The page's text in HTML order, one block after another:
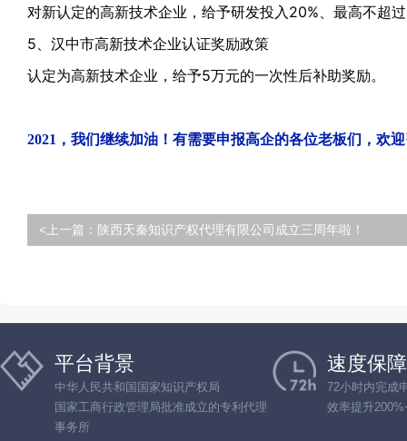
对新认定的高新技术企业，给予研发投入20%、最高不超
5、汉中市高新技术企业认证奖励政策
认定为高新技术企业 ，给予5万元的一次性后补助奖励。
2021，我们继续加油！有需要申报高企的各位老板们，欢
<上一篇： 陕西天秦知识产权代理有限公司成立三周年啦！
平台背景
中华人民共和国国家知识产权局
国家工商行政管理局批准成立的专利代理
事务所
速度保障
72小时内完成
效率提升